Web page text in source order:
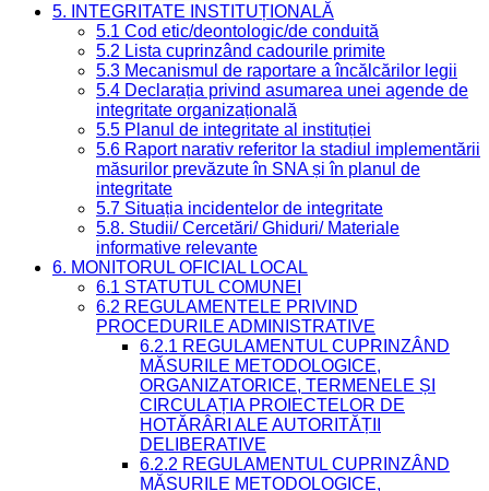
5. INTEGRITATE INSTITUȚIONALĂ
5.1 Cod etic/deontologic/de conduită
5.2 Lista cuprinzând cadourile primite
5.3 Mecanismul de raportare a încălcărilor legii
5.4 Declarația privind asumarea unei agende de
integritate organizațională
5.5 Planul de integritate al instituției
5.6 Raport narativ referitor la stadiul implementării
măsurilor prevăzute în SNA și în planul de
integritate
5.7 Situația incidentelor de integritate
5.8. Studii/ Cercetări/ Ghiduri/ Materiale
informative relevante
6. MONITORUL OFICIAL LOCAL
6.1 STATUTUL COMUNEI
6.2 REGULAMENTELE PRIVIND
PROCEDURILE ADMINISTRATIVE
6.2.1 REGULAMENTUL CUPRINZÂND
MĂSURILE METODOLOGICE,
ORGANIZATORICE, TERMENELE ȘI
CIRCULAȚIA PROIECTELOR DE
HOTĂRÂRI ALE AUTORITĂȚII
DELIBERATIVE
6.2.2 REGULAMENTUL CUPRINZÂND
MĂSURILE METODOLOGICE,